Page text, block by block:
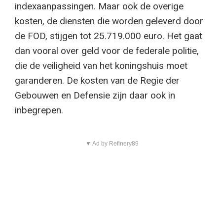
indexaanpassingen. Maar ook de overige
kosten, de diensten die worden geleverd door
de FOD, stijgen tot 25.719.000 euro. Het gaat
dan vooral over geld voor de federale politie,
die de veiligheid van het koningshuis moet
garanderen. De kosten van de Regie der
Gebouwen en Defensie zijn daar ook in
inbegrepen.
▼ Ad by Refinery89